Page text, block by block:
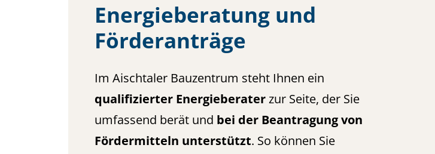
Energieberatung und
Förderanträge
Im Aischtaler Bauzentrum steht Ihnen ein
qualifizierter Energieberaterzur Seite, der Sie
umfassend berät und bei der Beantragung von
Fördermitteln unterstützt. So können Sie